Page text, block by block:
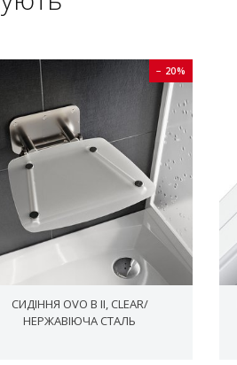
− 20%
СИДІННЯ OVO B II, CLEAR/
НЕРЖАВІЮЧА СТАЛЬ